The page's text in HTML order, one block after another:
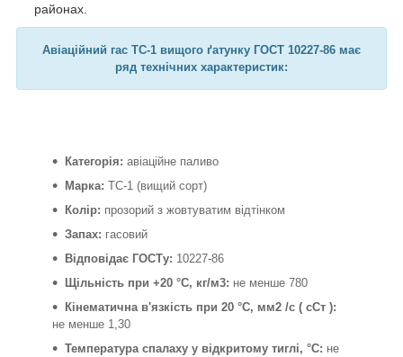
районах.
Авіаційний гас ТС-1 вищого ґатунку ГОСТ 10227-86 має
ряд технічних характеристик:
Категорія: авіаційне паливо
Марка: ТС-1 (вищий сорт)
Колір: прозорий з жовтуватим відтінком
Запах: гасовий
Відповідає ГОСТу: 10227-86
Щільність при +20 °C, кг/м3: не менше 780
Кінематична в'язкість при 20 °C, мм2 /с ( сСт ):
не менше 1,30
Температура спалаху у відкритому тиглі, °C: не